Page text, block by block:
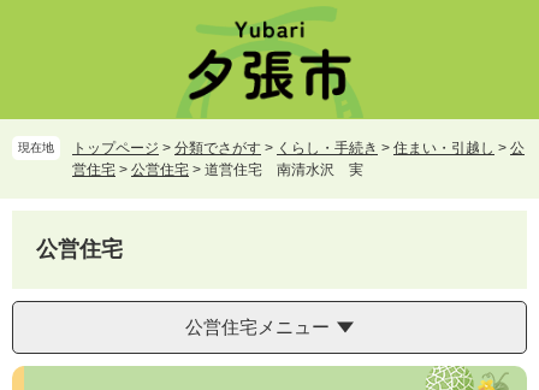
頭
で
飛
ば
て
へ
現在地 トップページ > 分類でさがす > くらし・手続き > 住まい・引越し > 公
営住宅 > 公営住宅 > 道営住宅 南清水沢 実
公営住宅
公営住宅メニュー
本